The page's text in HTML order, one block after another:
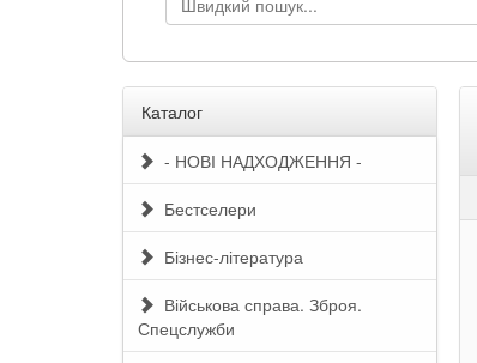
Каталог
- НОВІ НАДХОДЖЕННЯ -
Бестселери
Бізнес-література
Військова справа. Зброя.
Спецслужби